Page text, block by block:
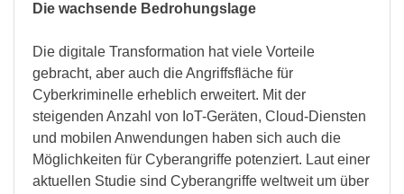
Die wachsende Bedrohungslage
Die digitale Transformation hat viele Vorteile
gebracht, aber auch die Angriffsfläche für
Cyberkriminelle erheblich erweitert. Mit der
steigenden Anzahl von IoT-Geräten, Cloud-Diensten
und mobilen Anwendungen haben sich auch die
Möglichkeiten für Cyberangriffe potenziert. Laut einer
aktuellen Studie sind Cyberangriffe weltweit um über